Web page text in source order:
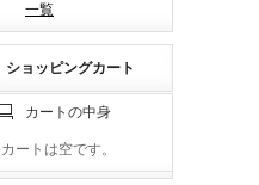
一覧
ショッピングカート
カートの中身
カートは空です。